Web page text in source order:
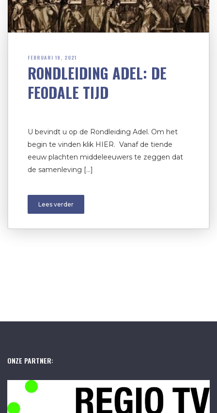
FEBRUARI 19, 2021
RONDLEIDING ADEL: DE
FEODALE TIJD
U bevindt u op de Rondleiding Adel. Om het
begin te vinden klik HIER. Vanaf de tiende
eeuw plachten middeleeuwers te zeggen dat
de samenleving […]
Lees verder
ONZE PARTNER: